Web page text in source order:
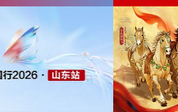
为中信期货有限公司2026年中策略会提供音